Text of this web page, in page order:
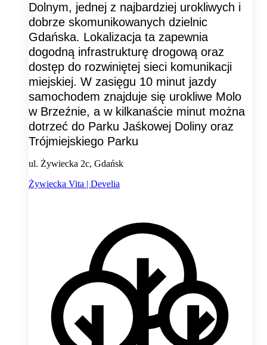
Dolnym, jednej z najbardziej urokliwych i
dobrze skomunikowanych dzielnic
Gdańska. Lokalizacja ta zapewnia
dogodną infrastrukturę drogową oraz
dostęp do rozwiniętej sieci komunikacji
miejskiej. W zasięgu 10 minut jazdy
samochodem znajduje się urokliwe Molo
w Brzeźnie, a w kilkanaście minut można
dotrzeć do Parku Jaśkowej Doliny oraz
Trójmiejskiego Parku
ul. Żywiecka 2c, Gdańsk
Żywiecka Vita | Develia